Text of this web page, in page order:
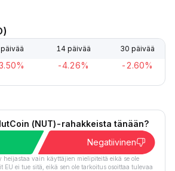
14 päivää 30 päivää
-4.26% -2.60%
(NUT)-rahakkeista tänään?
Negatiivinen
heijastaa vain käyttäjien mielipiteitä eikä se ole
ei tue sitä, eikä sen ole tarkoitus osoittaa tulevaa